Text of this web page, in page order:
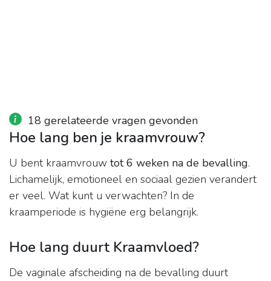
18 gerelateerde vragen gevonden
Hoe lang ben je kraamvrouw?
U bent kraamvrouw tot 6 weken na de bevalling.
Lichamelijk, emotioneel en sociaal gezien verandert
er veel. Wat kunt u verwachten? In de
kraamperiode is hygiëne erg belangrijk.
Hoe lang duurt Kraamvloed?
De vaginale afscheiding na de bevalling duurt